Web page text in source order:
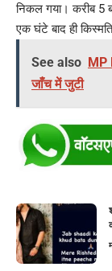
निकल गया। करीब 5
एक घंटे बाद ही
See also MP
जाँच में जुटी